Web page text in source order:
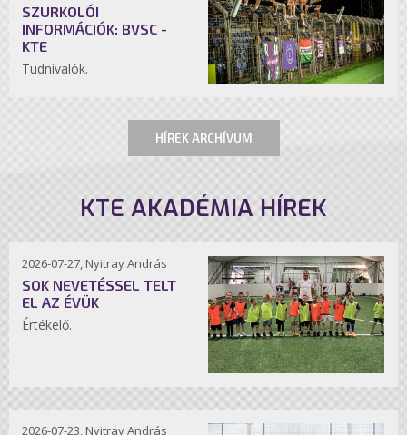
SZURKOLÓI
INFORMÁCIÓK: BVSC -
KTE
Tudnivalók.
HÍREK ARCHÍVUM
KTE AKADÉMIA HÍREK
2026-07-27, Nyitray András
SOK NEVETÉSSEL TELT
EL AZ ÉVÜK
Értékelő.
2026-07-23, Nyitray András